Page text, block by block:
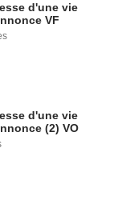
d'une vie
VF
d'une vie
(2) VO